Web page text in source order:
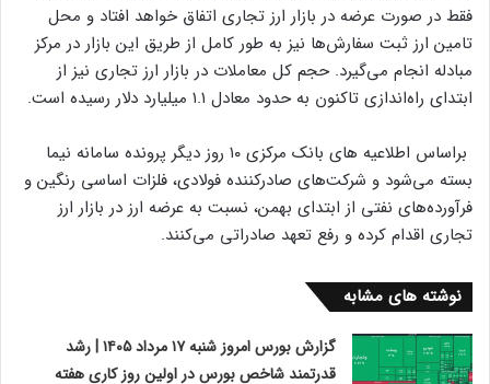
فقط در صورت عرضه در بازار ارز تجاری اتفاق خواهد افتاد و محل
تامین ارز ثبت سفارش‌ها نیز به طور کامل از طریق این بازار در مرکز
مبادله انجام می‌گیرد. حجم کل معاملات در بازار ارز تجاری نیز از
ابتدای راه‌اندازی تاکنون به حدود معادل ۱.۱ میلیارد دلار رسیده است.
براساس اطلاعیه های بانک مرکزی ۱۰ روز دیگر پرونده سامانه نیما
بسته می‌شود و شرکت‌های صادرکننده فولادی، فلزات اساسی رنگین و
فرآورده‌های نفتی از ابتدای بهمن، نسبت به عرضه ارز در بازار ارز
تجاری اقدام کرده و رفع تعهد صادراتی می‌کنند.
نوشته های مشابه
گزارش بورس امروز شنبه ۱۷ مرداد ۱۴۰۵ | رشد
قدرتمند شاخص بورس در اولین روز کاری هفته